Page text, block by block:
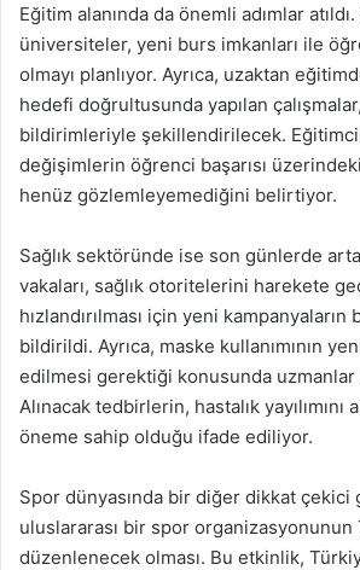
Eğitim alanında da önemli adımlar
üniversiteler, yeni burs imkanları ile
olmayı planlıyor. Ayrıca, uzaktan
hedefi doğrultusunda yapılan
bildirimleriyle şekillendirilecek.
değişimlerin öğrenci başarısı
henüz gözlemleyemediğini belirtiyor.
Sağlık sektöründe ise son günlerde
vakaları, sağlık otoritelerini harekete
hızlandırılması için yeni kampanyaların
bildirildi. Ayrıca, maske kullanımının
edilmesi gerektiği konusunda uzmanlar
Alınacak tedbirlerin, hastalık
öneme sahip olduğu ifade ediliyor.
Spor dünyasında bir diğer dikkat çekici
uluslararası bir spor organizasyonunun
düzenlenecek olması. Bu etkinlik,